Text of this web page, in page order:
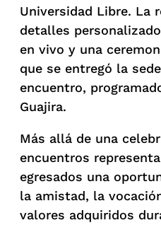
Universidad Libre. La
detalles
en vivo y una
que se entregó la
encuentro,
Guajira.
Más allá de una
encuentros
egresados una
la amistad, la
valores adquiridos